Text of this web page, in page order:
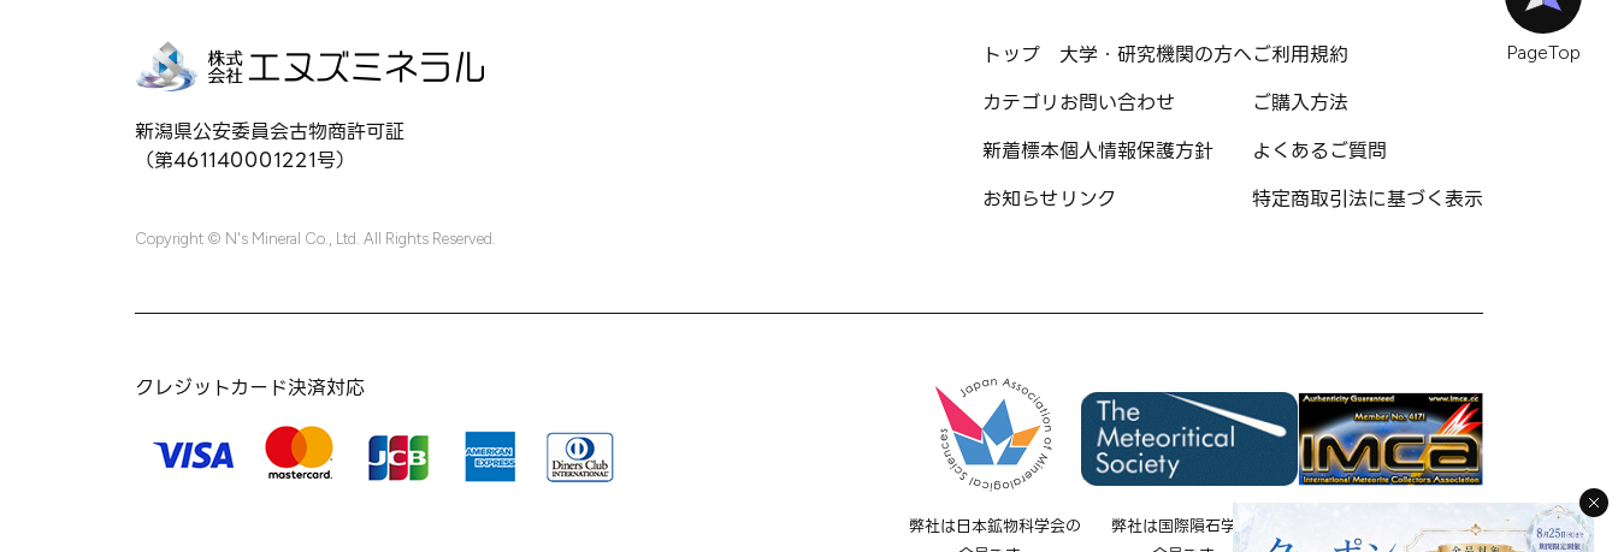
PageTop
新潟県公安委員会古物商許可証
（第461140001221号）
Copyright © N's Mineral Co., Ltd. All Rights Reserved.
トップ
カテゴリ
新着標本
お知らせ
大学・研究機関の方へ
お問い合わせ
個人情報保護方針
リンク
ご利用規約
ご購入方法
よくあるご質問
特定商取引法に基づく表示
クレジットカード決済対応
弊社は日本鉱物科学会の
弊社は国際隕石学会の
弊社は国際隕石コレクタ